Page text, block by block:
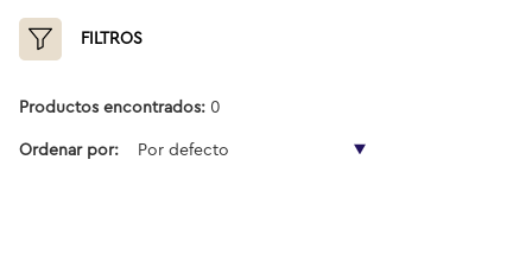
FILTROS
Productos encontrados: 0
Ordenar por: Por defecto